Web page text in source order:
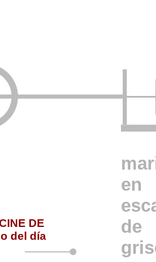
DE
del día
en
de